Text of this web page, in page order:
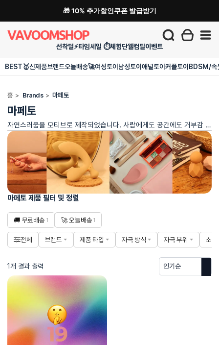
🎁 10% 추가할인쿠폰 발급받기
선착딜⚡타임세일 ⏱️체험단웰컴딜이벤트
BEST🥇신제품브랜드오늘배송🚀여성토이 남성토이 애널토이 커플토이 BDSM/속
홈 > Brands>마페토
마페토
자연스러움을 모티브로 제작되었습니다. 사람에게도 공간에도 거부감 없이 자연스럽게 어우러지는 제품을 만듭니다
마페토 제품 필터 및 정렬
🚚 무료배송 1 🚀 오늘배송 1
전체 브랜드 제품 타입 자극 방식 자극 부위 소재
1개 결과 출력